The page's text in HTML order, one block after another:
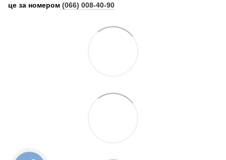
це за номером (066) 008-40-90